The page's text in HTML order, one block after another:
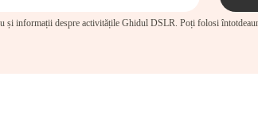
și informații despre activitățile Ghidul DSLR. Poți folosi